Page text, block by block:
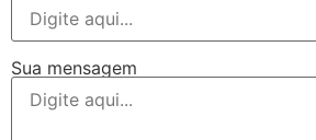
Sua mensagem